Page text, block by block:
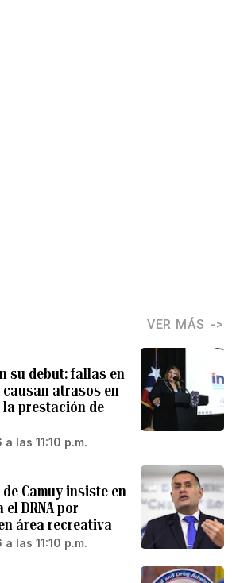
VER MÁS
su debut: fallas en
causan atrasos en
la prestación de
las 11:10 p.m.
Camuy insiste en
DRNA por
área recreativa
las 11:10 p.m.